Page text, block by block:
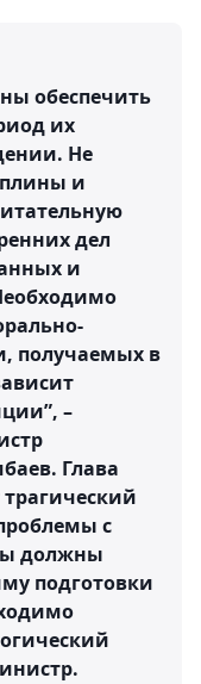
обеспечить
их
Не
и
дел
и
получаемых в
–
Глава
с
должны
подготовки